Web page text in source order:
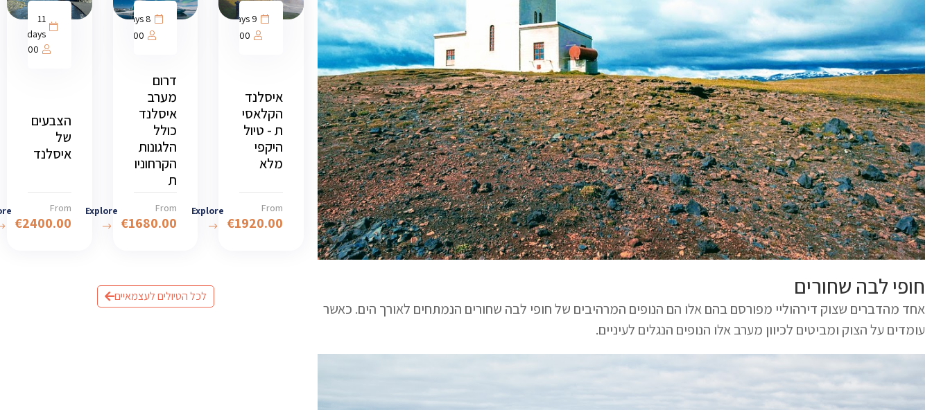
חופי לבה שחורים
אחד מהדברים שצוק דירהוליי מפורסם בהם אלו הם הנופים המרהיבים של חופי לבה שחורים הנמתחים לאורך הים. כאשר
עומדים על הצוק ומביטים לכיוון מערב אלו הנופים הנגלים לעיניים.
9 days
1000
איסלנד
הקלאסי
ת - טיול
היקפי
מלא
From
€1920.00
Explore
8 days
1000
דרום
מערב
איסלנד
כולל
הלגונות
הקרחוניו
ת
From
€1680.00
Explore
11
days
1000
הצבעים
של
איסלנד
From
€2400.00
לכל הטיולים לעצמאיים